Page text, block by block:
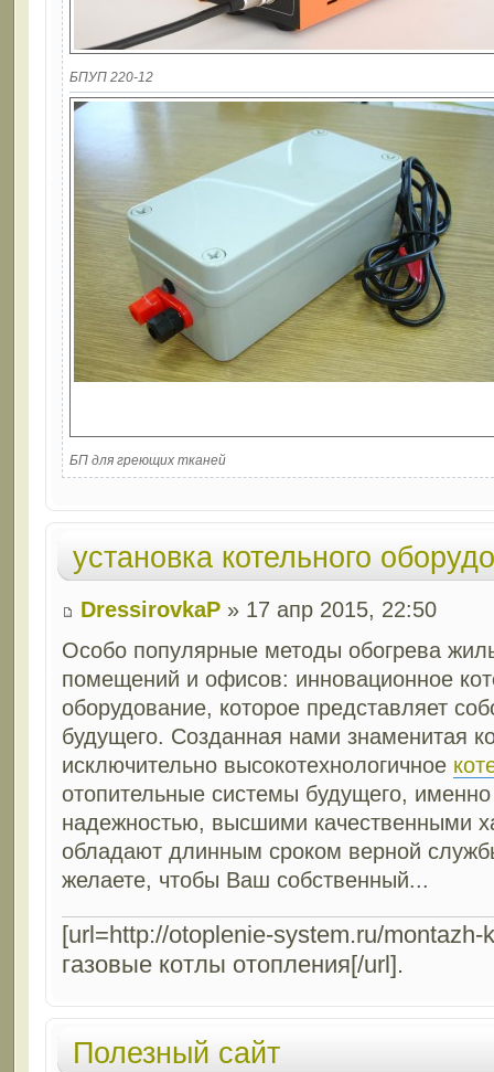
БПУП 220-12
БП для греющих тканей
установка котельного
DressirovkaP» 17 апр 2015, 22:50
Особо популярные методы обогрева
помещений и офисов: инновационное
оборудование, которое представляет
будущего. Созданная нами знаменитая
исключительно высокотехнологичное
отопительные системы будущего,
надежностью, высшими качественными
обладают длинным сроком верной
желаете, чтобы Ваш собственный...
[url=http://otoplenie-system.ru/
газовые котлы отопления[/url].
Полезный сайт